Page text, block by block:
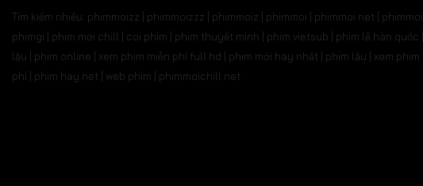
Tìm kiếm nhiều: phimmoizz | phimmoizzz | phimmoiz | phimmoi | phimmoi net |
phimgi | phim mới chill | coi phim | phim thuyết minh | phim vietsub | phim lẻ hàn
lậu | phim online | xem phim miễn phí full hd | phim mới hay nhất | phim lậu | xem
phí | phim hay.net | web phim | phimmoichill net